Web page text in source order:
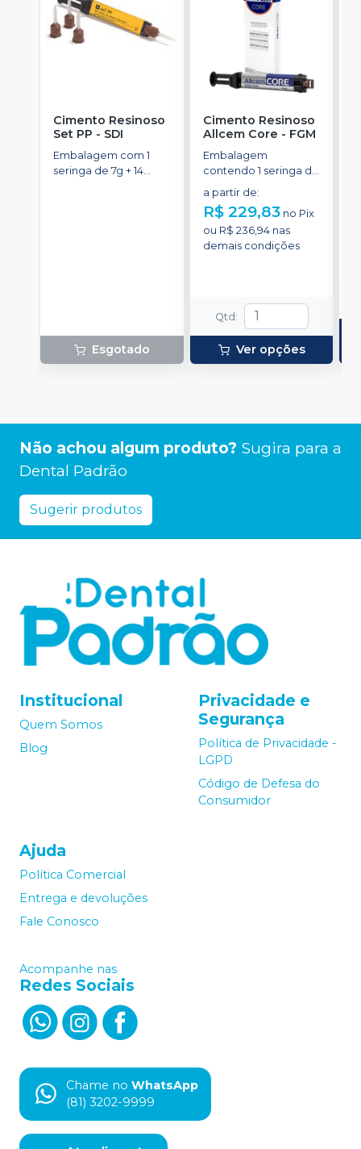
Cimento Resinoso
Set PP - SDI
Embalagem com 1
seringa de 7g + 14
Esgotado
Cimento Resinoso
Allcem Core - FGM
Embalagem
contendo 1 seringa de
corpo duplo com 6g
e 8 ponteiras
a partir de:
R$ 229,83 no Pix
ou R$ 236,94nas
demais condições
Qtd:
Ver opções
Não achou algum produto? Sugira para a
Dental Padrão
Sugerir produtos
Institucional
Quem Somos
Blog
Privacidade e
Segurança
Política de Privacidade -
LGPD
Código de Defesa do
Consumidor
Ajuda
Política Comercial
Entrega e devoluções
Fale Conosco
Acompanhe nas
Redes Sociais
Chame no WhatsApp
(81) 3202-9999